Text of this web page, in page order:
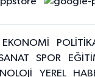
EKONOMİ
SPOR
YEREL